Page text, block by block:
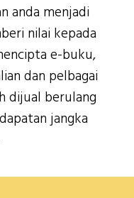
anda menjadi
nilai kepada
e-buku,
dan pelbagai
dijual berulang
jangka